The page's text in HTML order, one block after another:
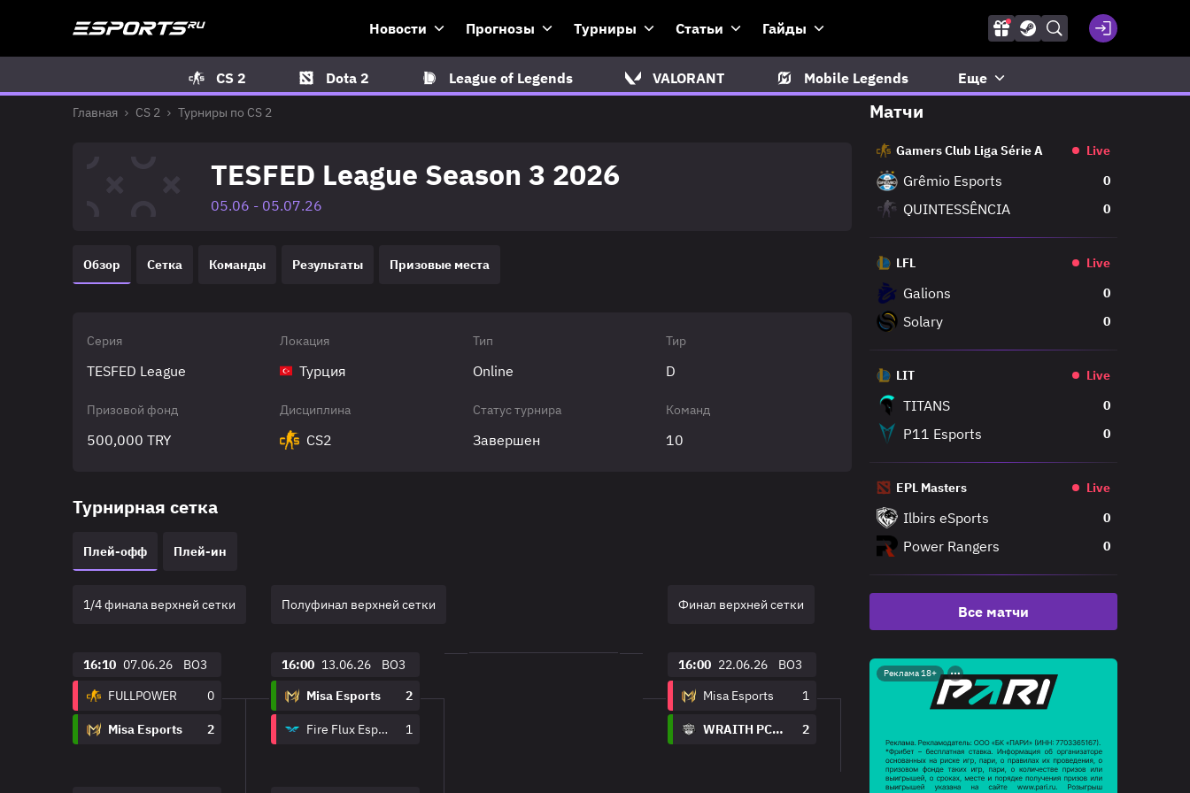
Новости Прогнозы Турниры Статьи Гайды
CS 2 Dota 2 League of Legends VALORANT Mobile Legends Еще
Главная CS 2 Турниры по CS 2
TESFED League Season 3 2026
05.06 - 05.07.26
Обзор Сетка Команды Результаты Призовые места
Серия
TESFED League
Локация
Турция
Тип
Online
Тир
D
Призовой фонд
500,000 TRY
Дисциплина
CS2
Статус турнира
Завершен
Команд
10
Турнирная сетка
Плей-офф Плей-ин
1/4 финала верхней сетки
16:10 07.06.26
BO3
FULLPOWER
0
Misa Esports 2
Полуфинал верхней сетки
16:00 13.06.26
BO3
Misa Esports
2
Fire Flux Esports 1
Финал верхней сетки
16:00 22.06.26
BO3
Misa Esports
1
WRAITH PCIFIC 2
Матчи
Gamers Club Liga Série A Live
Grêmio Esports 0
QUINTESSÊNCIA 0
LFL Live
Galions 0
Solary 0
LIT Live
TITANS 0
P11 Esports 0
EPL Masters Live
Ilbirs eSports 0
Power Rangers 0
Все матчи
Реклама 18+